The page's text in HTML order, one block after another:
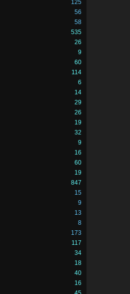
125
56
58
535
26
9
60
114
6
14
29
26
19
32
9
16
60
19
847
15
9
13
8
173
117
34
18
40
16